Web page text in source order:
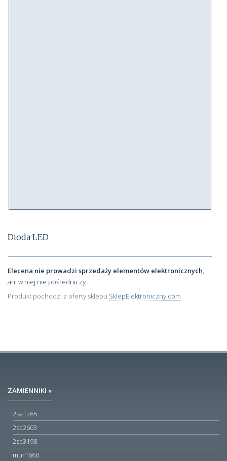
Dioda LED
Elecena nie prowadzi sprzedaży elementów elektronicznych
ani w niej nie pośredniczy.
Produkt pochodzi z oferty sklepu SklepElektroniczny.com
ZAMIENNIKI »
2sa1265
2sc2603
2sc3198
mur1660